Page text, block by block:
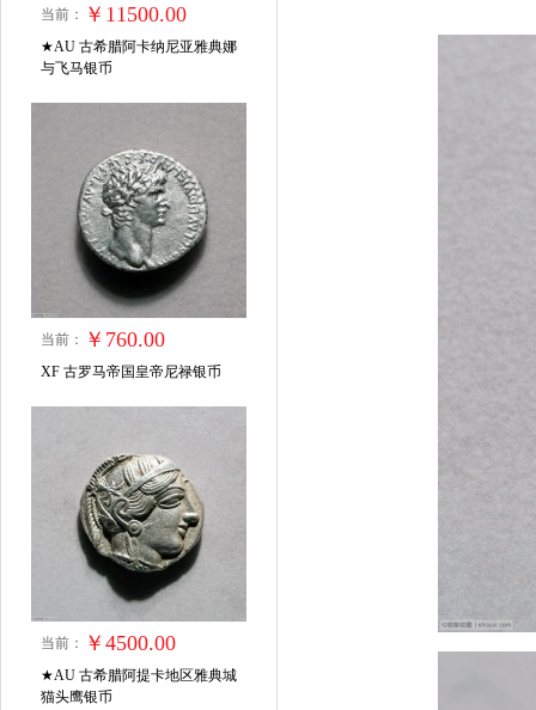
当前： ￥11500.00
★AU 古希腊阿卡纳尼亚雅典娜
与飞马银币
当前： ￥760.00
XF 古罗马帝国皇帝尼禄银币
当前： ￥4500.00
★AU 古希腊阿提卡地区雅典城
猫头鹰银币